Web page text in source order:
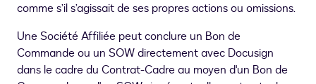
comme s’il s’agissait de ses propres actions ou omissions.
Une Société Affiliée peut conclure un Bon de
Commande ou un SOW directement avec Docusign
dans le cadre du Contrat-Cadre au moyen d'un Bon de